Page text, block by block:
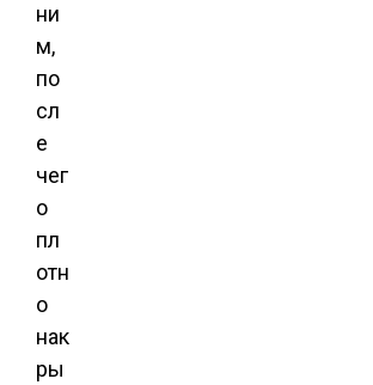
ни
м,
по
сл
е
чег
о
пл
отн
о
нак
ры